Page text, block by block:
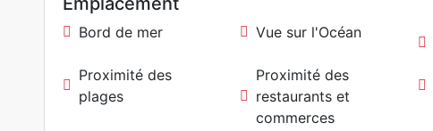
Bord de mer Vue sur l'Océan
Proximité des
plages
Proximité des
restaurants et
commerces